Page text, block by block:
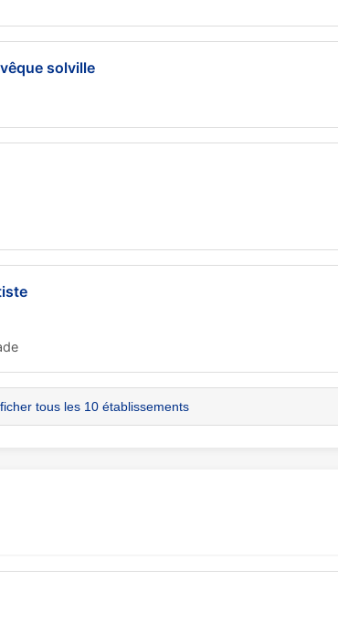
solville
tous les 10 établissements